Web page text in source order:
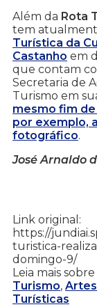
Além da Rota
tem
Turística da
Castanho em
que contam
Secretaria de
Turismo em
mesmo fim de
por exemplo,
fotográfico.
José Arnaldo
Link original:
https://
turistica-
domingo-9/
Leia mais sobre
Turismo,
Turísticas